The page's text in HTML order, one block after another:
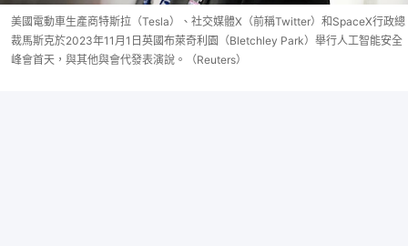
美國電動車生產商特斯拉（Tesla）、社交媒體X（前稱Twitter）和SpaceX行政總
裁馬斯克於2023年11月1日英國布萊奇利園（Bletchley Park）舉行人工智能安全
峰會首天，與其他與會代發表演說。（Reuters）